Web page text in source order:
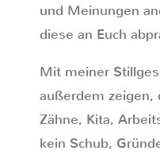
und Meinungen
diese an Euch
Mit meiner
außerdem zeigen,
Zähne, Kita,
kein Schub,